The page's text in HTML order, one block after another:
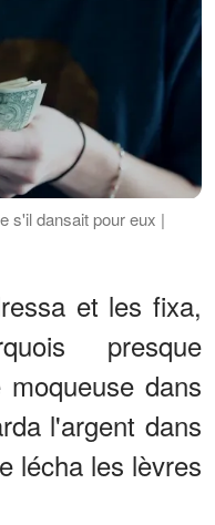
s'il dansait pour eux |
et les fixa,
presque
dans
l'argent dans
lécha les lèvres